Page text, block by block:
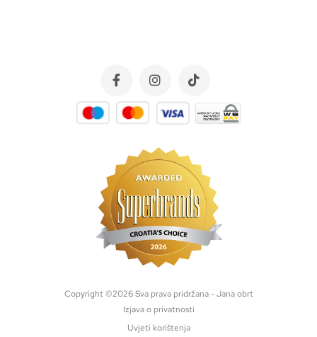
Copyright ©2026 Sva prava pridržana - Jana obrt
Izjava o privatnosti
Uvjeti korištenja